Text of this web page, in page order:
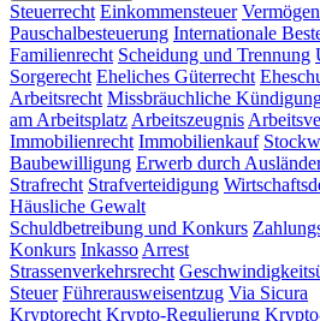
Steuerrecht Einkommensteuer
Pauschalbesteuerung Internationale
Familienrecht Scheidung und Trennung
Sorgerecht Eheliches Güterrecht
Arbeitsrecht Missbräuchliche
am Arbeitsplatz Arbeitszeugnis
Immobilienrecht Immobilienkauf
Baubewilligung Erwerb durch
Strafrecht Strafverteidigung
Häusliche Gewalt
Schuldbetreibung und Konkurs
Konkurs Inkasso Arrest
Strassenverkehrsrecht
Steuer Führerausweisentzug Via Sicura
Kryptorecht Krypto-Regulierung